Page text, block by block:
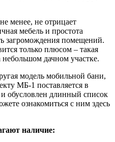
менее, не отрицает
мебель и простота
загромождения помещений.
только плюсом – такая
небольшом дачном участке.
модель мобильной бани,
МБ-1 поставляется в
обусловлен длинный список
ознакомиться с ним здесь
наличие: